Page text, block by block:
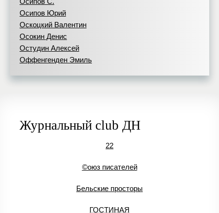
Осипов Юрий
Оскоцкий Валентин
Осокин Денис
Остудин Алексей
Оффенгенден Эмиль
Журнальный club ДН
22
©оюз писателей
Бельские просторы
ГОСТИНАЯ